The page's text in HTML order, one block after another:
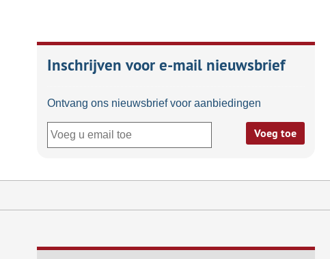
Inschrijven voor e-mail nieuwsbrief
Ontvang ons nieuwsbrief voor aanbiedingen
Voeg toe